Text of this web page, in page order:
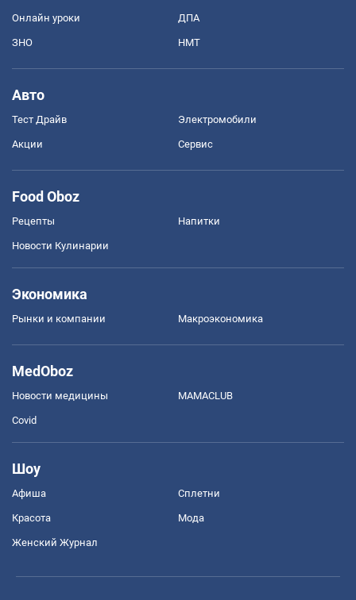
Онлайн уроки ДПА
ЗНО НМТ
Авто
Тест Драйв Электромобили
Акции Сервис
Food Oboz
Рецепты Напитки
Новости Кулинарии
Экономика
Рынки и компании Mакроэкономика
MedOboz
Новости медицины MAMACLUB
Covid
Шоу
Афиша Сплетни
Красота Мода
Женский Журнал